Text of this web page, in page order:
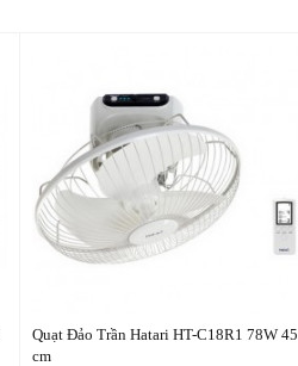
Quạt Đảo Trần Hatari HT-C18R1 78W 45
cm